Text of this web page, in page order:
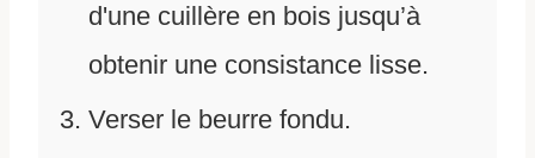
d'une cuillère en bois jusqu’à
obtenir une consistance lisse.
Verser le beurre fondu.